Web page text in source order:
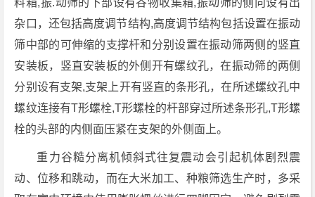
料箱,振.动筛的下部设有谷物收集箱,振动筛的侧向设有出
杂口，还包括高度调节结构,高度调节结构包括设置在振动
筛中部的可伸缩的支撑杆和分别设置在振动筛两侧的竖直
安装板，竖直安装板的外侧开有螺纹孔，在振动筛的两侧
分别设有支架,支架上开有竖直的条形孔，在所述螺纹孔中
螺纹连接有T形螺栓,T形螺栓的杆部穿过所述条形孔,T形螺
栓的头部的内侧面压紧在支架的外侧面上。
重力谷糙分离机倾斜式往复震动会引起机体剧烈震
动、位移和跳动，而在大米加工、种粮筛选生产时，多采